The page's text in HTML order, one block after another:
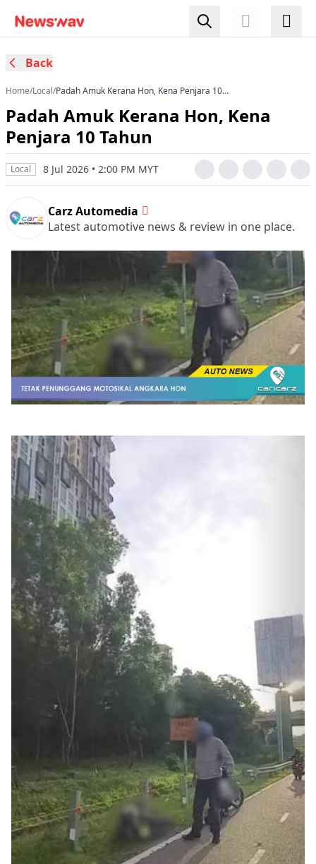
Back
Home/Local/Padah Amuk Kerana Hon, Kena Penjara 10
Padah Amuk Kerana Hon, Kena
Penjara 10 Tahun
Local 8 Jul 2026 • 2:00 PM MYT
Carz Automedia
Latest automotive news & review in one place.